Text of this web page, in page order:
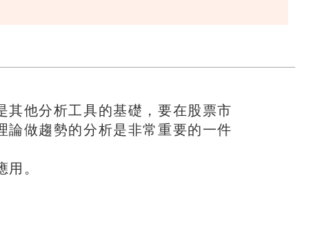
其他分析工具的基礎，要在股票市
論做趨勢的分析是非常重要的一件
。